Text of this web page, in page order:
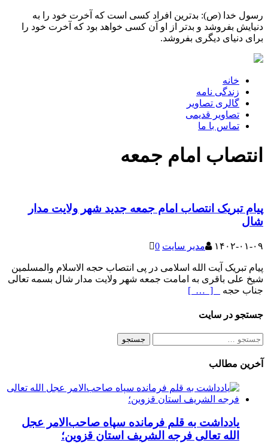
رسول خدا (ص): بدترین افراد کسی است که آخرت خود را به
دنیایش بفروشد و بدتر از او آن کسی خواهد بود که آخرت خود را
برای دنیای دیگری بفروشد.
خانه
زندگی نامه
گالری تصاویر
تصاویر قدیمی
تماس با ما
انتصاب امام جمعه
پیام تبریک انتصاب امام جمعه جدید شهر ولایت مدار
شال
۱۴۰۲-۰۱-۰۹ مدیر سایت 0
پیام تبریک آیت الله اسلامی در پی انتصاب حجه الاسلام والمسلمین
شیخ علی باقری به امامت جمعه شهر ولایت مدار شال بسمه تعالی
جناب حجه
[ … ]
جستجو در سایت
جستجو
آخرین مطالب
یادداشت به قلم فرمانده سپاه صاحب‌الامر عجل
الله تعالی فرجه الشریف استان قزوین؛